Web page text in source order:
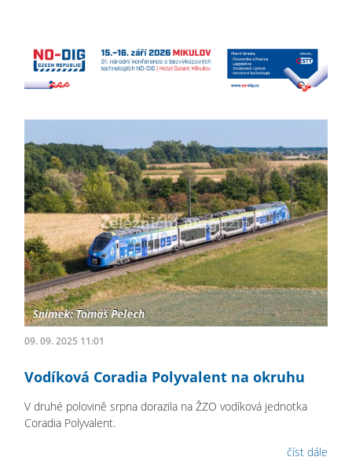
09. 09. 2025 11:01
Vodíková Coradia Polyvalent na okruhu
V druhé polovině srpna dorazila na ŽZO vodíková jednotka
Coradia Polyvalent.
číst dále